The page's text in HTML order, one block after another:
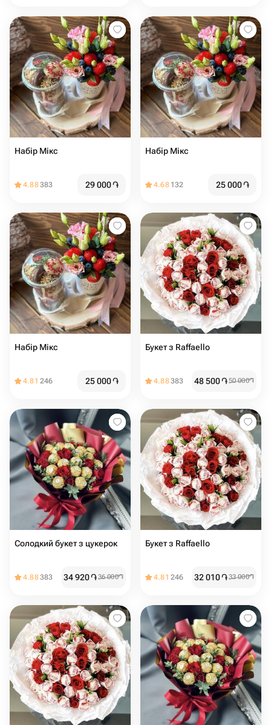
Набір Мікс
4.88383 29 000֏
Набір Мікс
4.68 132 25 000֏
Набір Мікс
4.81 246 25 000֏
Букет з Raffaello
4.88383 48 500֏50 000֏
Солодкий букет з цукерок
4.88383 34 920֏36 000֏
Букет з Raffaello
4.81 246 32 010֏33 000֏